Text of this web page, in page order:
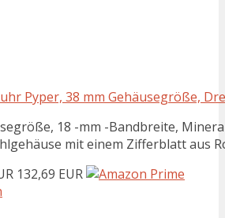
Pyper, 38 mm Gehäusegröße,
18 -mm -Bandbreite,
mit einem Zifferblatt aus
132,69 EUR